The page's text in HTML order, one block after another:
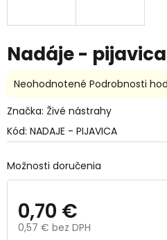
Nadáje - pijavica
Kód: NADAJE - PIJAVICA
Možnosti doručenia
0,70 €
0,57 € bez DPH
Priemerné
produktu
0,0
5
Neohodnotené Podrobnosti
Značka: Živé nástrahy